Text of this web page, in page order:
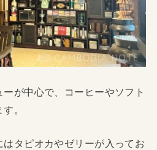
が中心で、コーヒーやソフト
。
はタピオカやゼリーが入ってお